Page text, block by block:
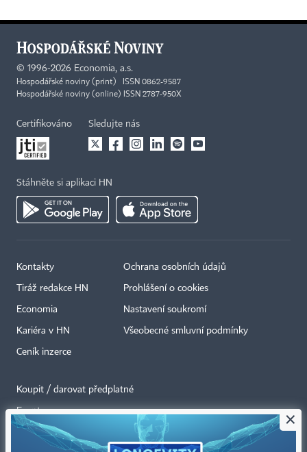
© 1996-2026 Economia, a.s.
Hospodářské noviny (print) ISSN 0862-9587
Hospodářské noviny (online) ISSN 2787-950X
Certifikováno Sledujte nás
Stáhněte si aplikaci HN
Kontakty
Tiráž redakce HN
Economia
Kariéra v HN
Ceník inzerce
Ochrana osobních údajů
Prohlášení o cookies
Nastavení soukromí
Všeobecné smluvní podmínky
Koupit / darovat předplatné
Eventy
Newslettery
×